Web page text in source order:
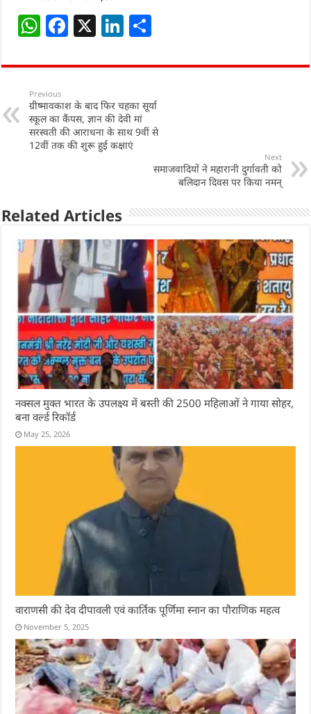
W
at
s
A
p
p
F
c
e
b
o
o
X Li
k
dI
n
ar
e
Previous
ग्रीष्मावकाश के बाद फिर चहका सूर्या
स्कूल का कैंपस, ज्ञान की देवी मां
सरस्वती की आराधना के साथ 9वीं से
12वीं तक की शुरू हुई कक्षाएं
Next
समाजवादियों ने महारानी दुर्गावती को
बलिदान दिवस पर किया नमन्
Related Articles
नक्सल मुक्त भारत के उपलक्ष्य में बस्ती की 2500 महिलाओं ने गाया सोहर,
बना वर्ल्ड रिकॉर्ड
May 25, 2026
वाराणसी की देव दीपावली एवं कार्तिक पूर्णिमा स्नान का पौराणिक महत्व
November 5, 2025